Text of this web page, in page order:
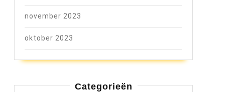
november 2023
oktober 2023
Categorieën